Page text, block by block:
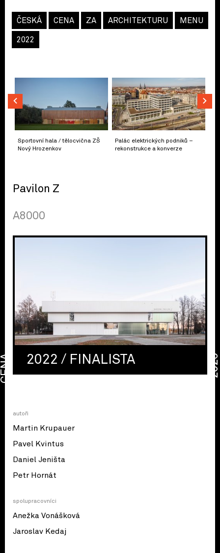
ČESKÁ CENA ZA ARCHITEKTURU
2022
MENU
Sportovní hala / tělocvična ZŠ
Nový Hrozenkov
Palác elektrických podniků –
rekonstrukce a konverze
Pavilon Z
A8000
2022 / FINALISTA
autoři
Martin Krupauer
Pavel Kvintus
Daniel Jeništa
Petr Hornát
spolupracovníci
Anežka Vonášková
Jaroslav Kedaj
CENA 2026